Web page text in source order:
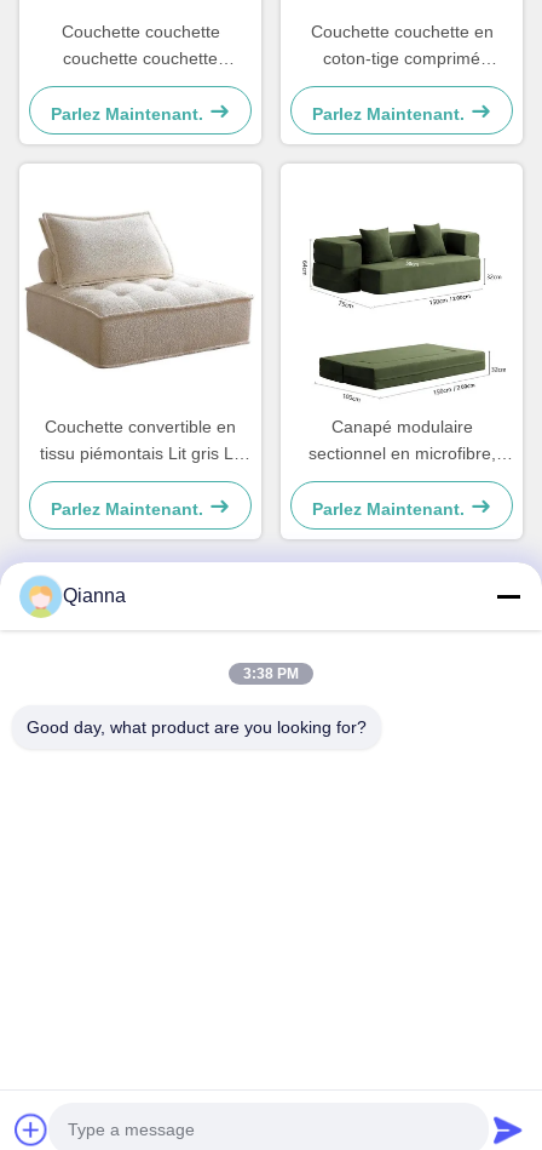
Couchette couchette
couchette couchette
couchette couchette
Parlez Maintenant.
Couchette couchette en
coton-tige comprimé
sectionnel pour salon
Parlez Maintenant.
Couchette convertible en
tissu piémontais Lit gris Lit
léger
Parlez Maintenant.
Canapé modulaire
sectionnel en microfibre,
lavable, pour petits espaces
Parlez Maintenant.
No 793 rue Tongren, ville de Tongxiang, province du
Tongxiang Yuesheng Import and Export Trading Co., Ltd. Tout.
Les droits sont réservés.
Qianna
3:38 PM
Good day, what product are you looking for?